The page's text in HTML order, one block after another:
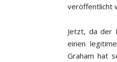
veröffentlicht
Jetzt, da der
einen
Graham hat